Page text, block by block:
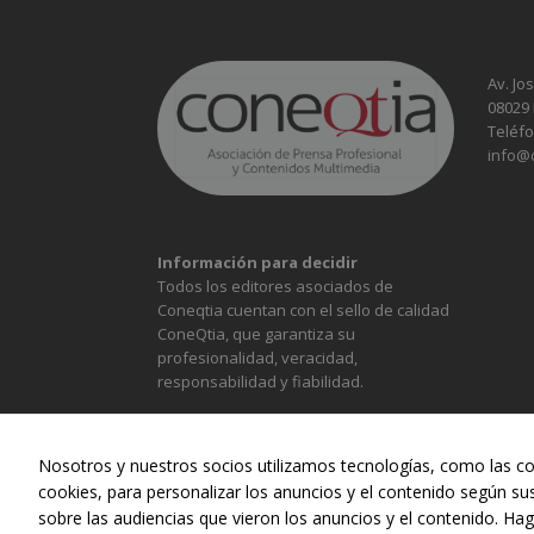
Información para decidir
Todos los editores asociados de
Coneqtia cuentan con el sello de calidad
ConeQtia, que garantiza su
profesionalidad, veracidad,
responsabilidad y fiabilidad.
Av.
ALIMENTACIÓN
Nosotros y nuestros socios utilizamos tecnologías, como las
cookies, para personalizar los anuncios y el contenido según
sobre las audiencias que vieron los anuncios y el contenido.